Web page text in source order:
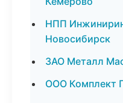
НПП
Новосибирск
ЗАО Металл
ООО Комплект